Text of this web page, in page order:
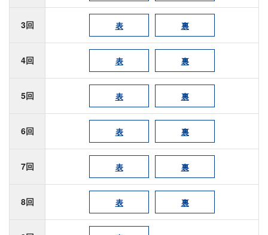
3回 表 裏
4回 表 裏
5回 表 裏
6回 表 裏
7回 表 裏
8回 表 裏